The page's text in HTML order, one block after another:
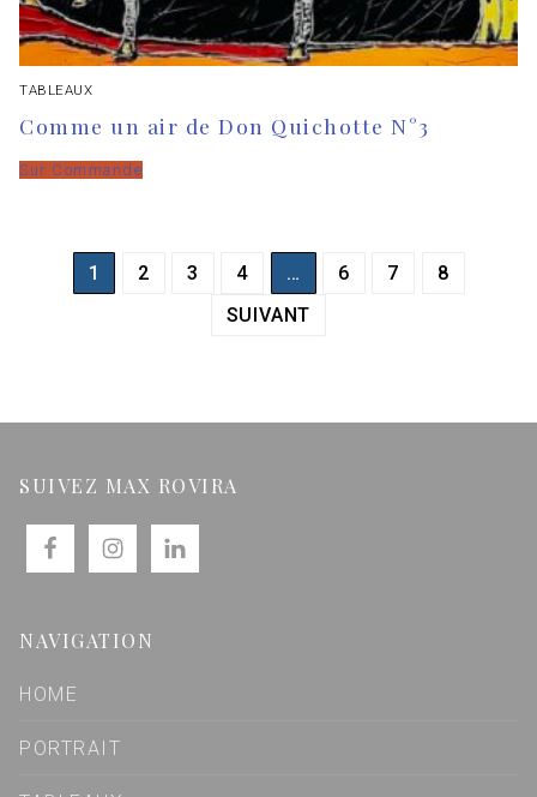
TABLEAUX
Comme un air de Don Quichotte N°3
Sur Commande
1 2 3 4 … 6 7
8
SUIVANT
SUIVEZ MAX ROVIRA
NAVIGATION
HOME
PORTRAIT